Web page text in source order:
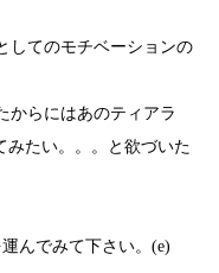
してのモチベーションの
からにはあのティアラ
みたい。。。と欲づいた
んでみて下さい。(e)